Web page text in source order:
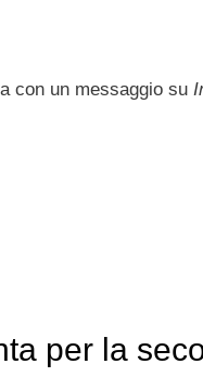
con un messaggio su
per la